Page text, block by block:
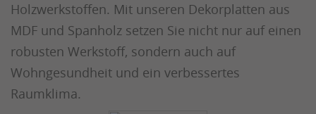
Holzwerkstoffen. Mit unseren Dekorplatten aus
MDF und Spanholz setzen Sie nicht nur auf einen
robusten Werkstoff, sondern auch auf
Wohngesundheit und ein verbessertes
Raumklima.